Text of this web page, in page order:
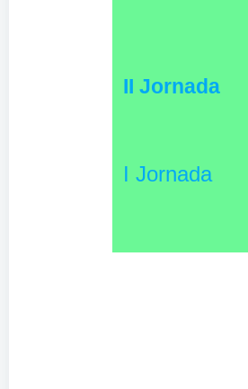
II Jornada
I Jornada